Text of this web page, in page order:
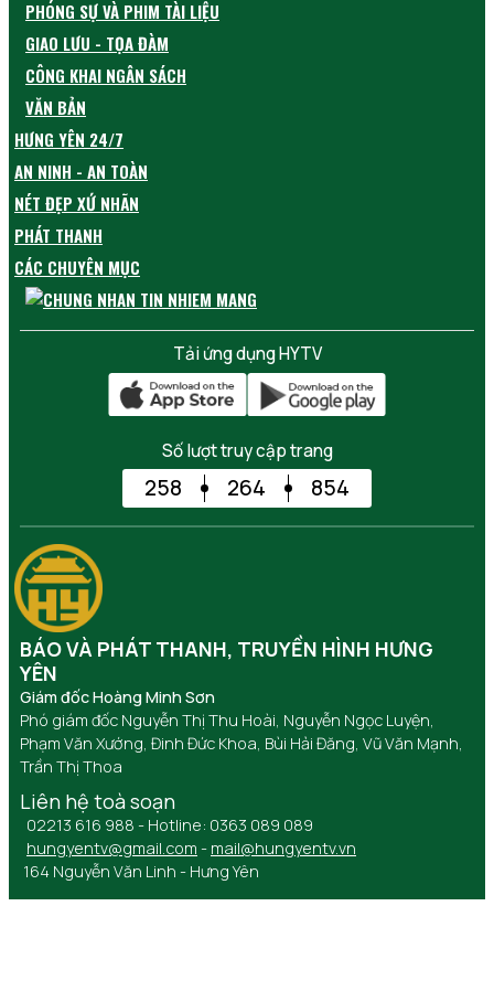
PHÓNG SỰ VÀ PHIM TÀI LIỆU
GIAO LƯU - TỌA ĐÀM
CÔNG KHAI NGÂN SÁCH
VĂN BẢN
HƯNG YÊN 24/7
AN NINH - AN TOÀN
NÉT ĐẸP XỨ NHÃN
PHÁT THANH
CÁC CHUYÊN MỤC
Tải ứng dụng HYTV
Số lượt truy cập trang
258 264 854
BÁO VÀ PHÁT THANH, TRUYỀN HÌNH HƯNG
YÊN
Giám đốc Hoàng Minh Sơn
Phó giám đốc Nguyễn Thị Thu Hoài, Nguyễn Ngọc Luyện,
Phạm Văn Xướng, Đinh Đức Khoa, Bùi Hải Đăng, Vũ Văn Mạnh,
Trần Thị Thoa
Liên hệ toà soạn
02213 616 988 - Hotline: 0363 089 089
hungyentv@gmail.com - mail@hungyentv.vn
164 Nguyễn Văn Linh - Hưng Yên